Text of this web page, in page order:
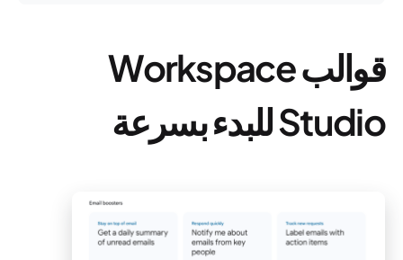
قوالب Workspace
Studio للبدء بسرعة